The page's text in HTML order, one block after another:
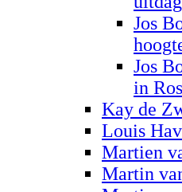
Jos
Jos
in
Kay de
Louis
Martien
Martin